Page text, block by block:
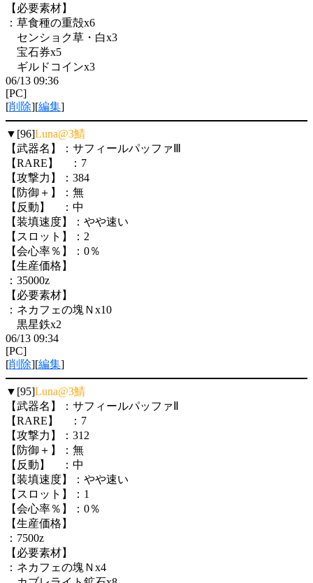
【必要素材】
：草食種の重殻x6
センショク草・白x3
宝石券x5
ギルドコインx3
06/13 09:36
[PC]
[削除][編集]
▼[96]Luna@3鯖
【武器名】：サフィールパッファⅢ
【RARE】 ：7
【攻撃力】：384
【防御＋】：無
【反動】 ：中
【装填速度】：やや速い
【スロット】：2
【会心率％】：0％
【生産価格】
：35000z
【必要素材】
：ネカフェの塊Ｎx10
黒星鉄x2
06/13 09:34
[PC]
[削除][編集]
▼[95]Luna@3鯖
【武器名】：サフィールパッファⅡ
【RARE】 ：7
【攻撃力】：312
【防御＋】：無
【反動】 ：中
【装填速度】：やや速い
【スロット】：1
【会心率％】：0％
【生産価格】
：7500z
【必要素材】
：ネカフェの塊Ｎx4